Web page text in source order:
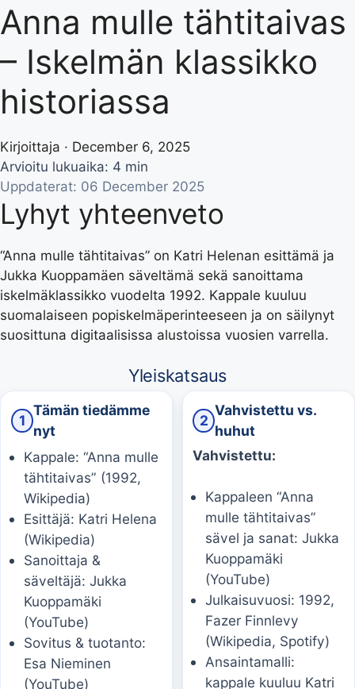
Anna mulle tähtitaivas
– Iskelmän klassikko
historiassa
Kirjoittaja · December 6, 2025
Arvioitu lukuaika: 4 min
Uppdaterat: 06 December 2025
Lyhyt yhteenveto
“Anna mulle tähtitaivas” on Katri Helenan esittämä ja
Jukka Kuoppamäen säveltämä sekä sanoittama
iskelmäklassikko vuodelta 1992. Kappale kuuluu
suomalaiseen popiskelmäperinteeseen ja on säilynyt
suosittuna digitaalisissa alustoissa vuosien varrella.
Yleiskatsaus
1
Tämän tiedämme
nyt
Kappale: “Anna mulle
tähtitaivas” (1992,
Wikipedia)
Esittäjä: Katri Helena
(Wikipedia)
Sanoittaja &
säveltäjä: Jukka
Kuoppamäki
(YouTube)
Sovitus & tuotanto:
Esa Nieminen
(YouTube)
2
Vahvistettu vs.
huhut
Vahvistettu:
Kappaleen “Anna
mulle tähtitaivas”
sävel ja sanat: Jukka
Kuoppamäki
(YouTube)
Julkaisuvuosi: 1992,
Fazer Finnlevy
(Wikipedia, Spotify)
Ansaintamalli:
kappale kuuluu Katri